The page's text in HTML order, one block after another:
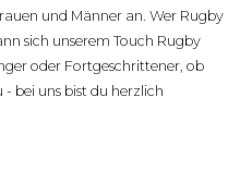
und Männer an. Wer Rugby
sich unserem Touch Rugby
oder Fortgeschrittener, ob
bei uns bist du herzlich